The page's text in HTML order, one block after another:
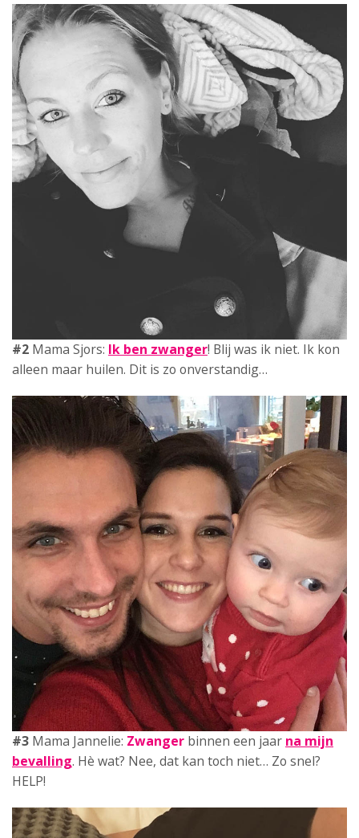
#2 Mama Sjors: Ik ben zwanger! Blij was ik niet. Ik kon
alleen maar huilen. Dit is zo onverstandig…
#3 Mama Jannelie: Zwanger binnen een jaar na mijn
bevalling. Hè wat? Nee, dat kan toch niet… Zo snel?
HELP!